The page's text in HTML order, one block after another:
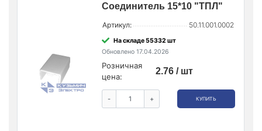
Соединитель 15*10 "ТПЛ"
Артикул: 50.11.001.0002
На складе 55332 шт
Обновлено 17.04.2026
Розничная
цена:
2.76 / шт
- + КУПИТЬ